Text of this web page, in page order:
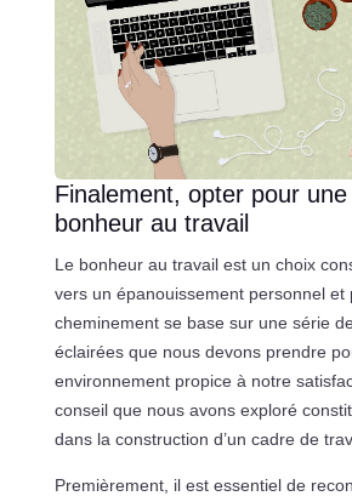
Finalement, opter pour
bonheur au travail
Le bonheur au travail est un choix
vers un épanouissement personnel et
cheminement se base sur une série
éclairées que nous devons prendre
environnement propice à notre
conseil que nous avons exploré
dans la construction d’un cadre de
Premièrement, il est essentiel de